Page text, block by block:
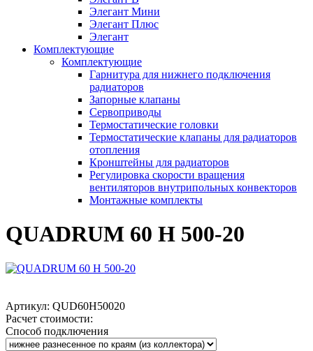
Элегант Мини
Элегант Плюс
Элегант
Комплектующие
Комплектующие
Гарнитура для нижнего подключения
радиаторов
Запорные клапаны
Сервоприводы
Термостатические головки
Термостатические клапаны для радиаторов
отопления
Кронштейны для радиаторов
Регулировка скорости вращения
вентиляторов внутрипольных конвекторов
Монтажные комплекты
QUADRUM 60 H 500-20
Артикул: QUD60H50020
Расчет стоимости:
Способ подключения